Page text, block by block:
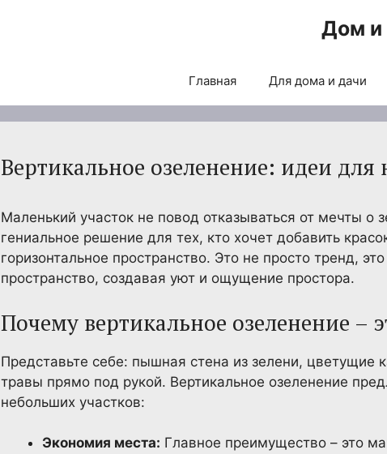
Дом и
Главная Для дома и дачи
Вертикальное озеленение: идеи для
Маленький участок не повод отказываться от мечты о
гениальное решение для тех, кто хочет добавить
горизонтальное пространство. Это не просто тренд,
пространство, создавая уют и ощущение простора.
Почему вертикальное озеленение –
Представьте себе: пышная стена из зелени,
травы прямо под рукой. Вертикальное озеленение
небольших участков:
Экономия места: Главное преимущество – это